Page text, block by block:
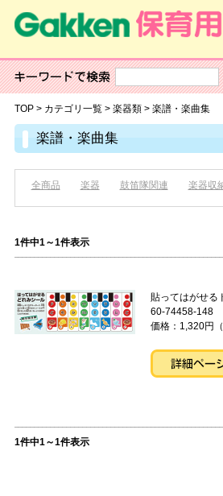
TOP> カテゴリ一覧> 楽器類> 楽譜・楽曲集
楽譜・楽曲集
全商品 楽器 鼓笛隊関連 楽器収
1件中1～1件表示
貼ってはが
60-74458-148
価格：1,320円
1件中1～1件表示